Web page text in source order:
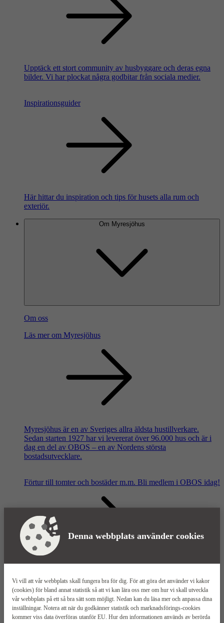
Denna webbplats använder cookies
Vi vill att vår webbplats skall fungera bra för dig. För att göra det använder vi kakor
(cookies) för bland annat statistik så att vi kan lära oss mer om hur vi skall utveckla
vår webbplats på ett så bra sätt som möjligt. Nedan kan du läsa mer och anpassa dina
inställningar. Notera att när du godkänner statistik och marknadsförings-cookies
kommer viss data överföras utanför EU. Hur den informationen används av berörda
Upptäck ett stort community av husbyggare och deras egna
bilder. Vi har plockat några godbitar från sociala medier.
Inspirationsguider
Här hittar du inspiration och tips för husets alla rum och
exteriör.
Om Myresjöhus
Om oss
Läs mer om Myresjöhus
Myresjöhus är en av Sveriges allra äldsta hustillverkare.
Sedan starten 1927 har vi levererat över 96.000 hus och är i
dag en del av OBOS – en av Nordens största
bostadsutvecklare.
Förtur till tomter och bostäder m.m. Bli medlem i OBOS idag!
Våra säljkontor